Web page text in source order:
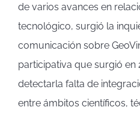
de varios avances en
tecnológico, surgió la
comunicación sobre
participativa que surgió en
detectarla falta de
entre ámbitos científicos,